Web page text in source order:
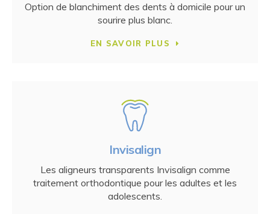
Option de blanchiment des dents à domicile pour un
sourire plus blanc.
EN SAVOIR PLUS
Invisalign
Les aligneurs transparents Invisalign comme
traitement orthodontique pour les adultes et les
adolescents.